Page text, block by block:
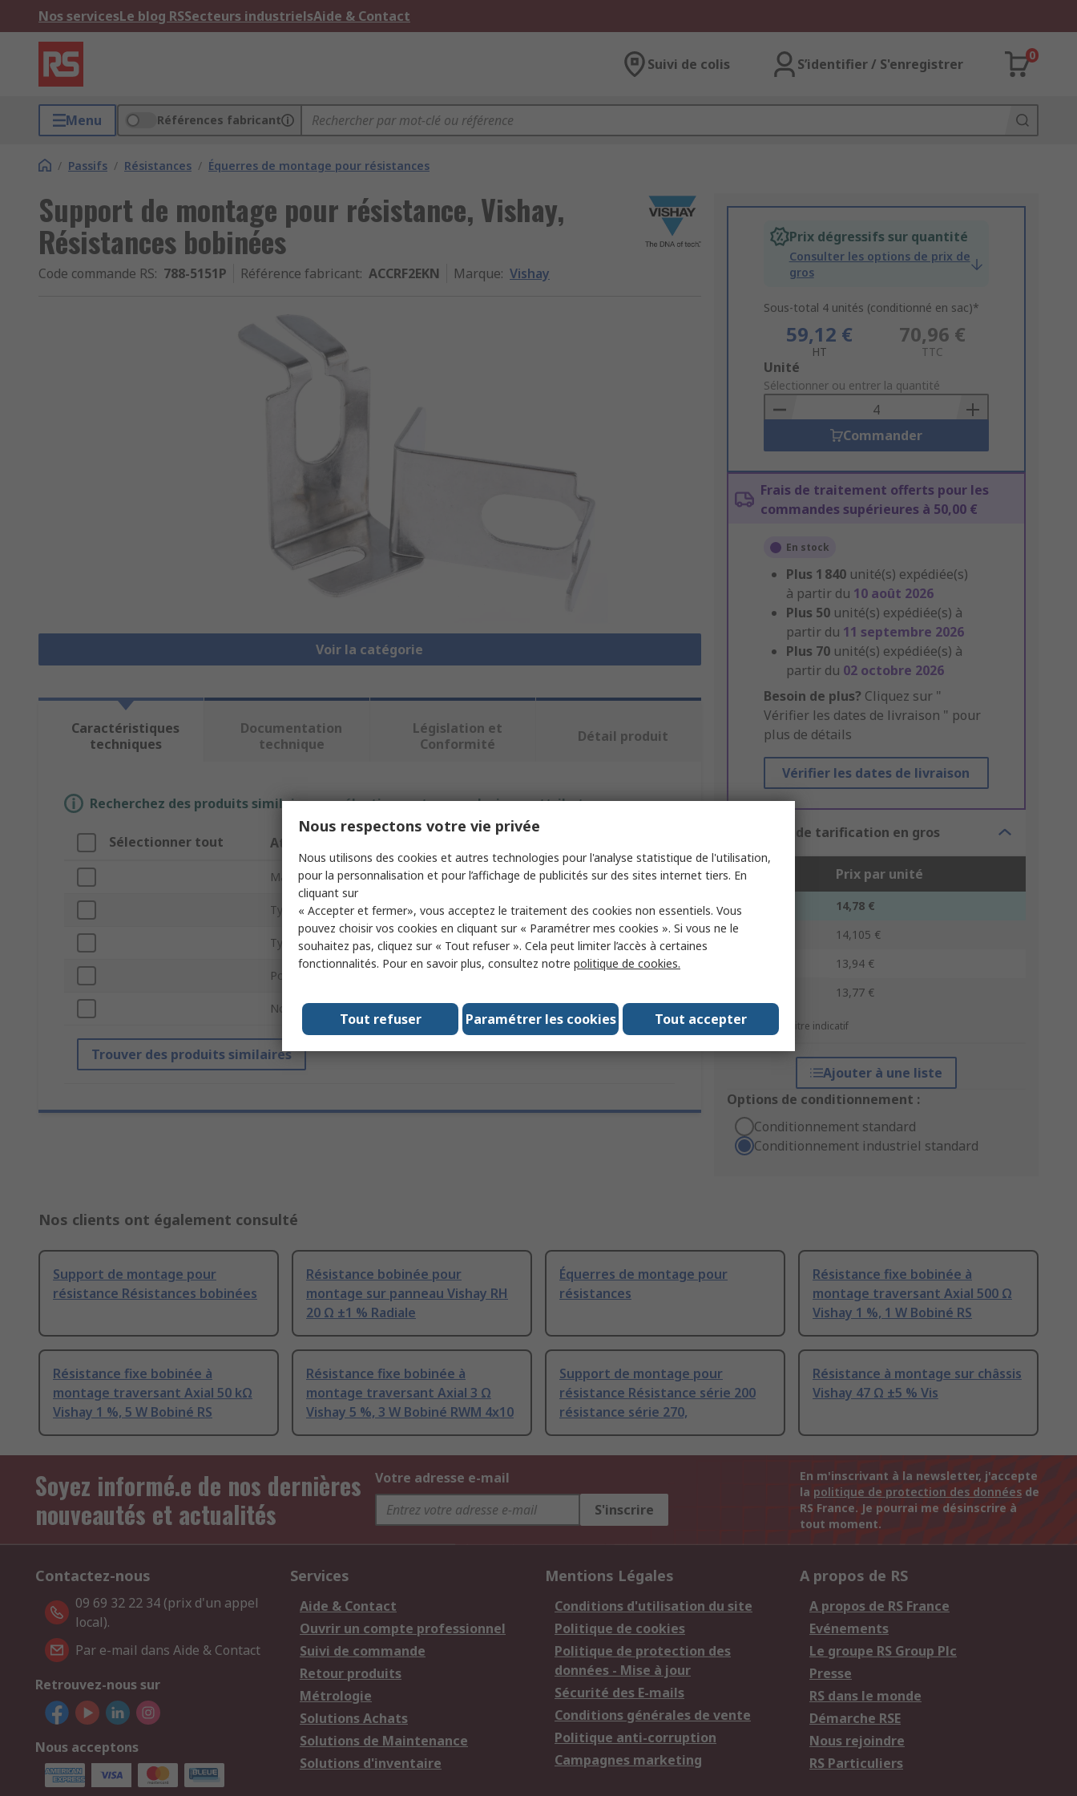
Nos servicesLe blog RSSecteurs industrielsAide & Contact
Suivi de colis S’identifier / S'enregistrer
0
Menu Références fabricant
/ Passifs / Résistances / Équerres de montage pour résistances
Support de montage pour résistance, Vishay,
Résistances bobinées
Code commande RS: 788-5151P Référence fabricant: ACCRF2EKN Marque: Vishay
Voir la catégorie
Prix dégressifs sur quantité
Consulter les options de prix de
gros
Sous-total 4 unités (conditionné en sac)*
59,12 €
HT
70,96 €
TTC
Add
to
Basket
Unité
Sélectionner ou entrer la quantité
Commander
Frais de traitement offerts pour les
commandes supérieures à 50,00 €
En stock
Plus 1 840 unité(s) expédiée(s)
à partir du 10 août 2026
Plus 50 unité(s) expédiée(s) à
partir du 11 septembre 2026
Plus 70 unité(s) expédiée(s) à
partir du 02 octobre 2026
Besoin de plus? Cliquez sur "
Vérifier les dates de livraison " pour
plus de détails
Vérifier les dates de livraison
Options de tarification en gros
Unité Prix par unité
4 - 8
14,78 €
14,105 €
13,94 €
13,77 €
*Prix donné à titre indicatif
Ajouter à une liste
Options de conditionnement :
Conditionnement standard
Conditionnement industriel standard
Caractéristiques
techniques
Documentation
technique
Législation et
Conformité
Détail produit
Recherchez des produits similaires en sélectionnant un ou plusieurs attributs.
Sélectionner tout Attribut
Marque Vishay
Type d'accessoire Equerre
Type de produit Support de montage pour résistance
Pour être utilisé avec Résistances bobinées
Normes/homologations No
Trouver des produits similaires
Nos clients ont également consulté
Support de montage pour
résistance Résistances bobinées
Résistance bobinée pour
montage sur panneau Vishay RH
20 Ω ±1 % Radiale
Équerres de montage pour
résistances
Résistance fixe bobinée à
montage traversant Axial 500 Ω
Vishay 1 %, 1 W Bobiné RS
Résistance fixe bobinée à
montage traversant Axial 50 kΩ
Vishay 1 %, 5 W Bobiné RS
Résistance fixe bobinée à
montage traversant Axial 3 Ω
Vishay 5 %, 3 W Bobiné RWM 4x10
Support de montage pour
résistance Résistance série 200
résistance série 270,
Résistance à montage sur châssis
Vishay 47 Ω ±5 % Vis
Soyez informé.e de nos dernières
nouveautés et actualités
Votre adresse e-mail
S'inscrire
En m'inscrivant à la newsletter, j'accepte
la politique de protection des données de
RS France. Je pourrai me désinscrire à
tout moment.
Contactez-nous
09 69 32 22 34 (prix d'un appel
local).
Par e-mail dans Aide & Contact
Retrouvez-nous sur
Nous acceptons
Services
Aide & Contact
Ouvrir un compte professionnel
Suivi de commande
Retour produits
Métrologie
Solutions Achats
Solutions de Maintenance
Solutions d'inventaire
Mentions Légales
Conditions d'utilisation du site
Politique de cookies
Politique de protection des
données - Mise à jour
Sécurité des E-mails
Conditions générales de vente
Politique anti-corruption
Campagnes marketing
A propos de RS
A propos de RS France
Evénements
Le groupe RS Group Plc
Presse
RS dans le monde
Démarche RSE
Nous rejoindre
RS Particuliers
Nous respectons votre vie privée
Nous utilisons des cookies et autres technologies pour l'analyse statistique de l'utilisation,
pour la personnalisation et pour l’affichage de publicités sur des sites internet tiers. En
cliquant sur
« Accepter et fermer», vous acceptez le traitement des cookies non essentiels. Vous
pouvez choisir vos cookies en cliquant sur « Paramétrer mes cookies ». Si vous ne le
souhaitez pas, cliquez sur « Tout refuser ». Cela peut limiter l’accès à certaines
fonctionnalités. Pour en savoir plus, consultez notre politique de cookies.
Tout accepter
Paramétrer les cookies
Tout refuser